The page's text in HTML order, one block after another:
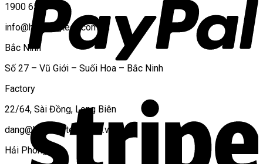
1900 6536
info@hoplongtech.com.vn
Bắc Ninh
Số 27 – Vũ Giới – Suối Hoa – Bắc Ninh
Factory
22/64, Sài Đồng, Long Biên
dang@hoplongtech.com.vn
Hải Phòng